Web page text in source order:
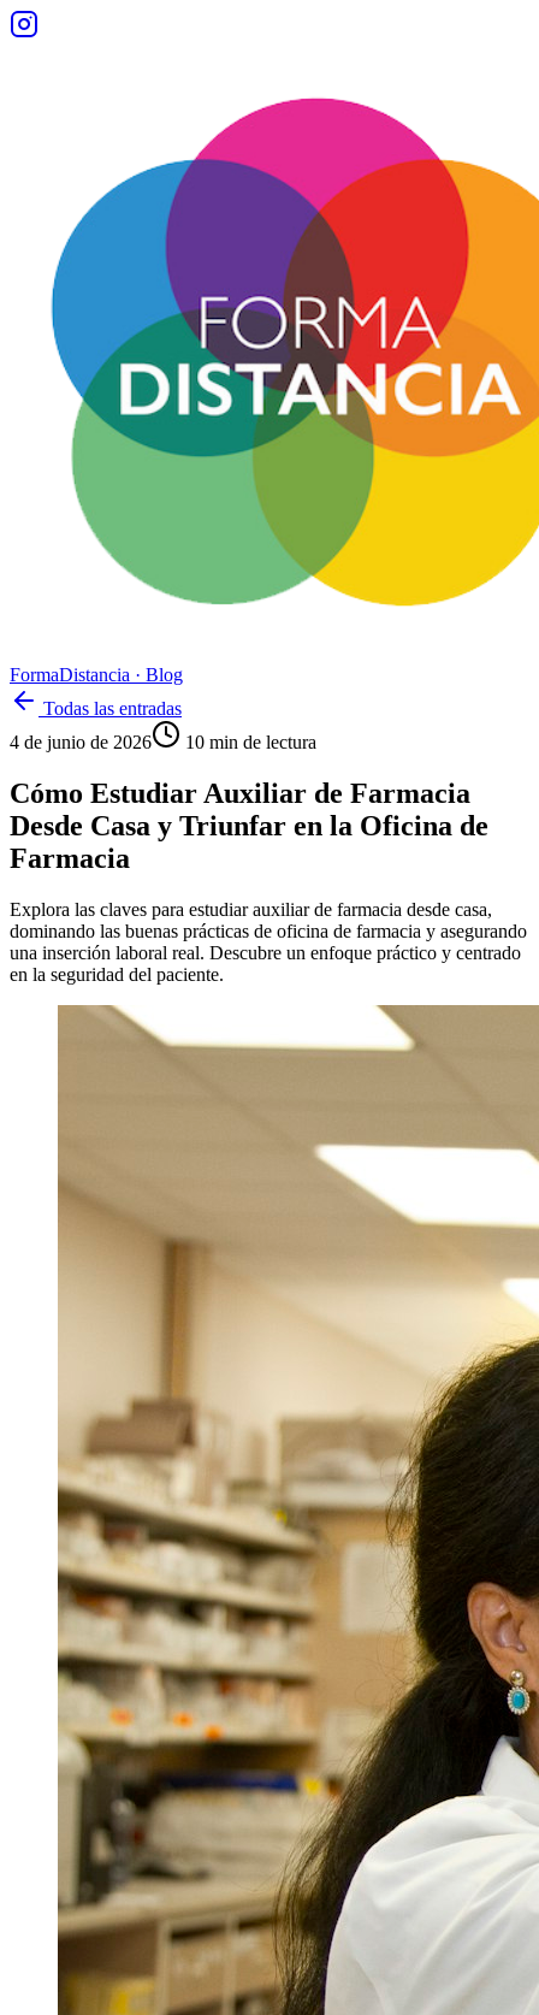
FormaDistancia · Blog
Todas las entradas
4 de junio de 2026
10 min de lectura
Cómo Estudiar Auxiliar de Farmacia
Desde Casa y Triunfar en la Oficina de
Farmacia
Explora las claves para estudiar auxiliar de farmacia desde casa,
dominando las buenas prácticas de oficina de farmacia y asegurando
una inserción laboral real. Descubre un enfoque práctico y centrado
en la seguridad del paciente.